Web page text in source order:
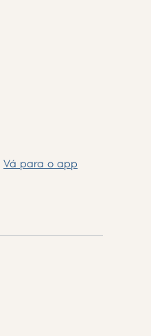
Vá para o app